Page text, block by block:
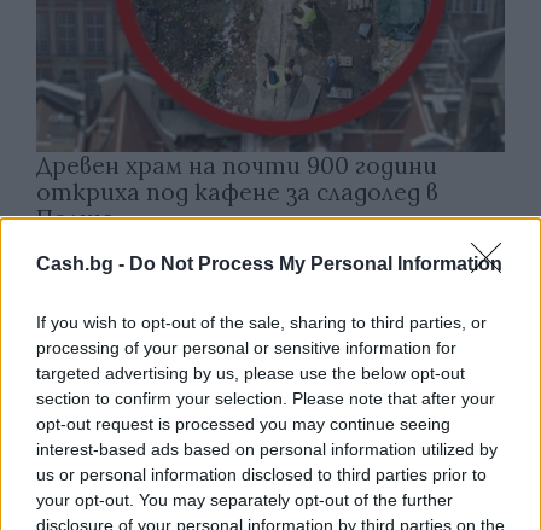
Cash.bg - Do Not Process My Personal Information
If you wish to opt-out of the sale, sharing to third parties, or
processing of your personal or sensitive information for
targeted advertising by us, please use the below opt-out
section to confirm your selection. Please note that after your
opt-out request is processed you may continue seeing
interest-based ads based on personal information utilized by
us or personal information disclosed to third parties prior to
your opt-out. You may separately opt-out of the further
disclosure of your personal information by third parties on the
Древен храм на почти 900 години
откриха под кафене за сладолед в
Полша
07.08.2026 / 16:00